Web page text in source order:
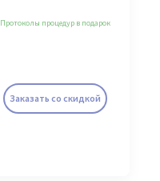
Заказать со скидкой
Протоколы процедур в подарок